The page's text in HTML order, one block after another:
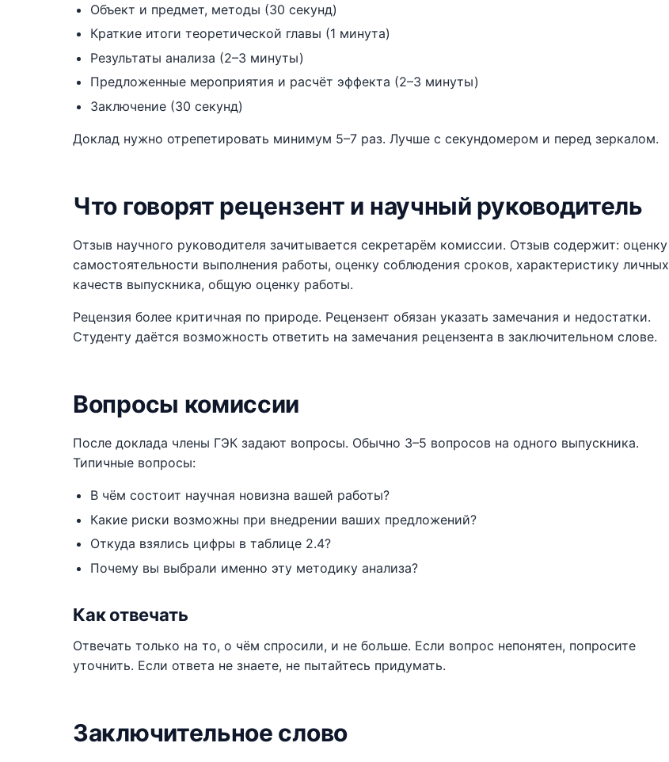
Объект и предмет, методы (30 секунд)
Краткие итоги теоретической главы (1 минута)
Результаты анализа (2–3 минуты)
Предложенные мероприятия и расчёт эффекта (2–3 минуты)
Заключение (30 секунд)
Доклад нужно отрепетировать минимум 5–7 раз. Лучше с секундомером и перед зеркалом.
Что говорят рецензент и научный руководитель
Отзыв научного руководителя зачитывается секретарём комиссии. Отзыв содержит: оценку
самостоятельности выполнения работы, оценку соблюдения сроков, характеристику личных
качеств выпускника, общую оценку работы.
Рецензия более критичная по природе. Рецензент обязан указать замечания и недостатки.
Студенту даётся возможность ответить на замечания рецензента в заключительном слове.
Вопросы комиссии
После доклада члены ГЭК задают вопросы. Обычно 3–5 вопросов на одного выпускника.
Типичные вопросы:
В чём состоит научная новизна вашей работы?
Какие риски возможны при внедрении ваших предложений?
Откуда взялись цифры в таблице 2.4?
Почему вы выбрали именно эту методику анализа?
Как отвечать
Отвечать только на то, о чём спросили, и не больше. Если вопрос непонятен, попросите
уточнить. Если ответа не знаете, не пытайтесь придумать.
Заключительное слово